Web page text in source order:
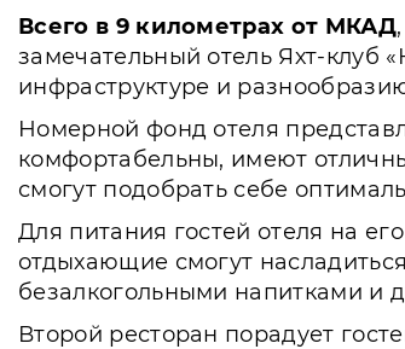
Всего в 9 километрах от МКАД
замечательный отель Яхт-клуб
инфраструктуре и
Номерной фонд отеля
комфортабельны, имеют
смогут подобрать себе
Для питания гостей отеля на
отдыхающие смогут
безалкогольными напитками и
Второй ресторан порадует